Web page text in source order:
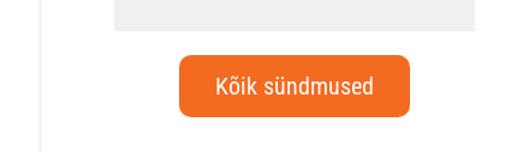
Kõik sündmused